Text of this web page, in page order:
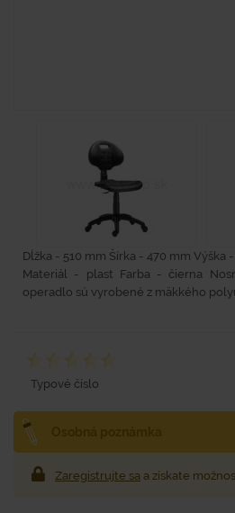
Dĺžka - 510 mm Šírka - 470 mm
Materiál - plast Farba - čierna
operadlo sú vyrobené z mäkkého
Typové číslo
Zaregistrujte sa a získate